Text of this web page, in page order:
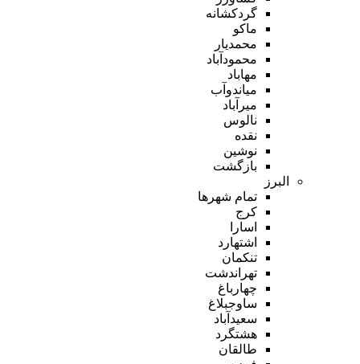
گردکشانه
ماکو
محمدیار
محمودآباد
مهاباد
میاندوآب
میرآباد
نالوس
نقده
نوشین
بازگشت
البرز
تمام شهر‌ها
کرج
اسارا
اشتهارد
تنکمان
تهراندشت
چهارباغ
ساوجبلاغ
سعیدآباد
هشتگرد
طالقان